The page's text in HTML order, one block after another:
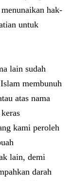
hak-
untuk
lain sudah
membunuh
atas nama
kami peroleh
lain, demi
darah